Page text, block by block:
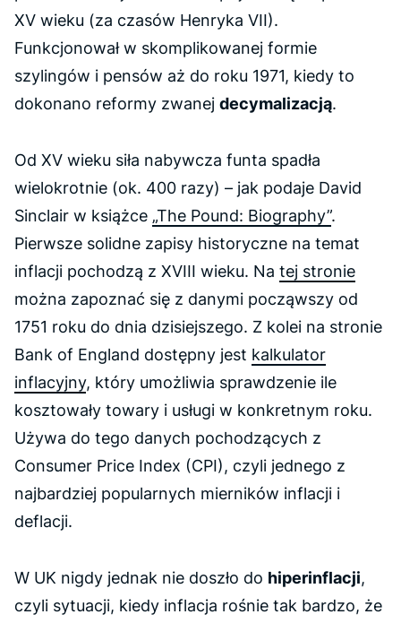
XV wieku (za czasów Henryka VII).
Funkcjonował w skomplikowanej formie
szylingów i pensów aż do roku 1971, kiedy to
dokonano reformy zwanej decymalizacją.
Od XV wieku siła nabywcza funta spadła
wielokrotnie (ok. 400 razy) – jak podaje David
Sinclair w książce „The Pound: Biography”.
Pierwsze solidne zapisy historyczne na temat
inflacji pochodzą z XVIII wieku. Na tej stronie
można zapoznać się z danymi począwszy od
1751 roku do dnia dzisiejszego. Z kolei na stronie
Bank of England dostępny jest kalkulator
inflacyjny, który umożliwia sprawdzenie ile
kosztowały towary i usługi w konkretnym roku.
Używa do tego danych pochodzących z
Consumer Price Index (CPI), czyli jednego z
najbardziej popularnych mierników inflacji i
deflacji.
W UK nigdy jednak nie doszło do hiperinflacji,
czyli sytuacji, kiedy inflacja rośnie tak bardzo, że